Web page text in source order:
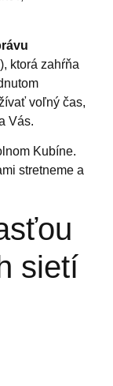
ktorá zahŕňa
voľný čas,
Vás.
Kubíne.
stretneme a
sietí